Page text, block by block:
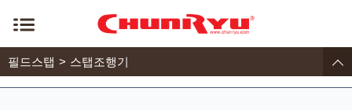
필드스탭 스탭조행기